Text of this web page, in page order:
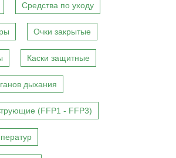
Средства по уходу
Очки закрытые
Каски защитные
дыхания
(FFP1 - FFP3)